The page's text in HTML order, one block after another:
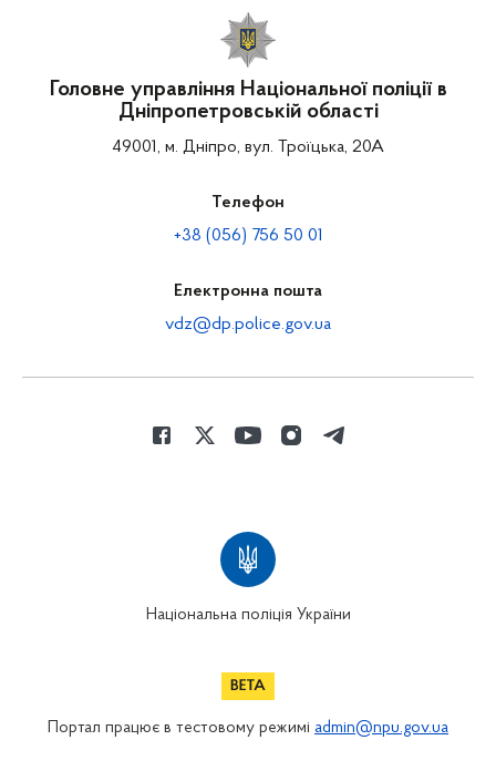
Головне управління Національної поліції в
Дніпропетровській області
49001, м. Дніпро, вул. Троїцька, 20А
Телефон
+38 (056) 756 50 01
Електронна пошта
vdz@dp.police.gov.ua
Національна поліція України
Портал працює в тестовому режимі admin@npu.gov.ua